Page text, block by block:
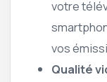
votre
vos
Qualité